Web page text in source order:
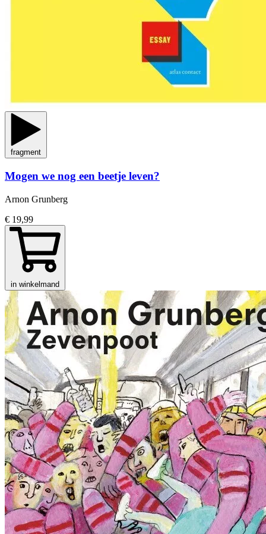
fragment
Mogen we nog een beetje leven?
Arnon Grunberg
€ 19,99
in winkelmand